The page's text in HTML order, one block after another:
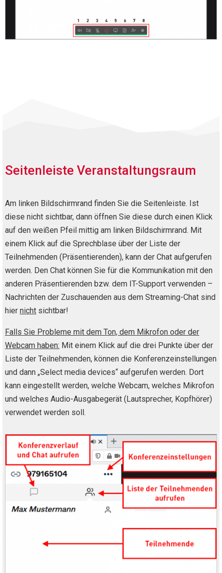
Seitenleiste Veranstaltungsraum
Am linken Bildschirmrand finden Sie die Seitenleiste. Ist
diese nicht sichtbar, dann öffnen Sie diese durch einen Klick
auf den weißen Pfeil mittig am linken Bildschirmrand. Mit
einem Klick auf die Sprechblase über der Liste der
Teilnehmenden (Präsentierenden), kann der Chat aufgerufen
werden. Den Chat können Sie für die Kommunikation mit den
anderen Präsentierenden bzw. dem IT-Support verwenden –
Nachrichten der Zuschauenden aus dem Streaming-Chat sind
hier nicht sichtbar!
Falls Sie Probleme mit dem Ton, dem Mikrofon oder der
Webcam haben: Mit einem Klick auf die drei Punkte über der
Liste der Teilnehmenden, können die Konferenzeinstellungen
und dann „Select media devices“ aufgerufen werden. Dort
kann eingestellt werden, welche Webcam, welches Mikrofon
und welches Audio-Ausgabegerät (Lautsprecher, Kopfhörer)
verwendet werden soll.